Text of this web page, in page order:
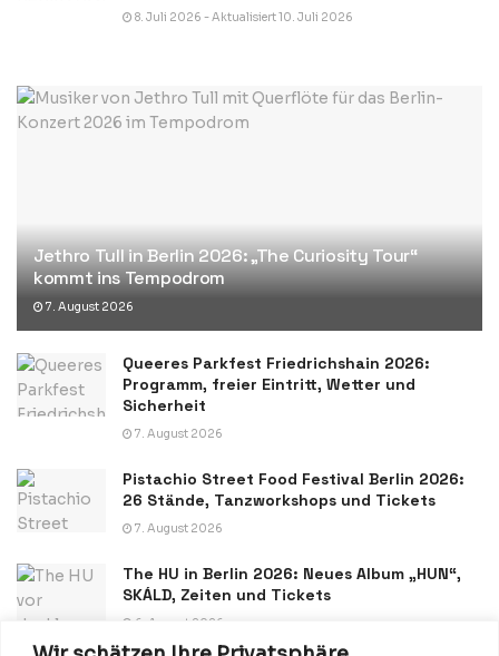
8. Juli 2026 - Aktualisiert 10. Juli 2026
Jethro Tull in Berlin 2026: „The Curiosity Tour“
kommt ins Tempodrom
7. August 2026
Queeres Parkfest Friedrichshain 2026:
Programm, freier Eintritt, Wetter und
Sicherheit
7. August 2026
Pistachio Street Food Festival Berlin 2026:
26 Stände, Tanzworkshops und Tickets
7. August 2026
The HU in Berlin 2026: Neues Album „HUN“,
SKÁLD, Zeiten und Tickets
6. August 2026